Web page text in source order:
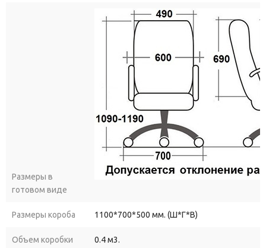
Размеры в
готовом виде
Размеры короба 1100*700*500 мм. (Ш*Г*В)
Объем коробки 0.4 м3.